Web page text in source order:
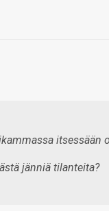
itsessään
jänniä tilanteita?